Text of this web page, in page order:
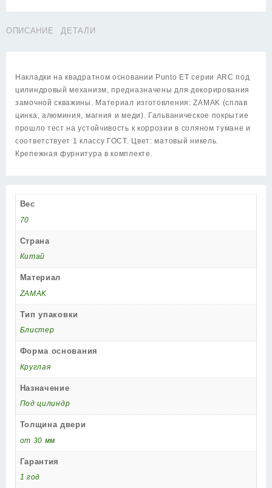
(Пунто)
(ET
ARC)
ОПИСАНИЕ ДЕТАЛИ
Накладки на квадратном основании Punto ET серии ARC под
цилиндровый механизм, предназначены для декорирования
замочной скважины. Материал изготовления: ZAMAK (сплав
цинка, алюминия, магния и меди). Гальваническое покрытие
прошло тест на устойчивость к коррозии в соляном тумане и
соответствует 1 классу ГОСТ. Цвет: матовый никель.
Крепежная фурнитура в комплекте.
Вес
70
Страна
Китай
Материал
ZAMAK
Тип упаковки
Блистер
Форма основания
Круглая
Назначение
Под цилиндр
Толщина двери
от 30 мм
Гарантия
1 год